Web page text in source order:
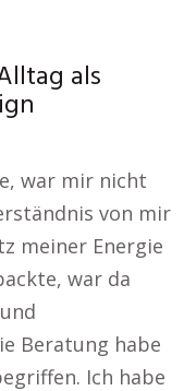
als
war mir nicht
von mir
meiner Energie
war da
Beratung habe
Ich habe